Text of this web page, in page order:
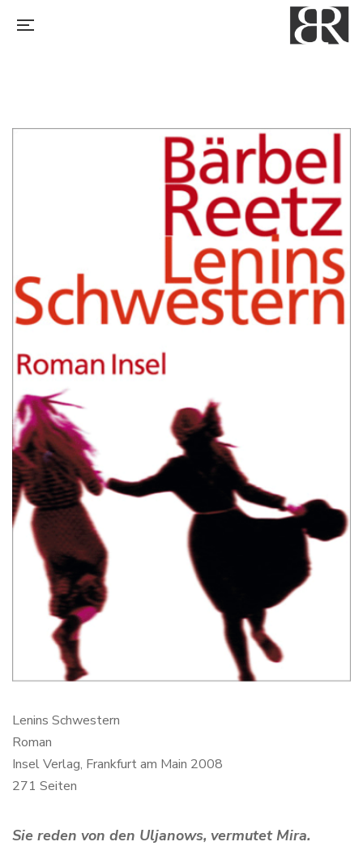
Lenins Schwestern
Roman
Insel Verlag, Frankfurt am Main 2008
271 Seiten
Sie reden von den Uljanows, vermutet Mira.